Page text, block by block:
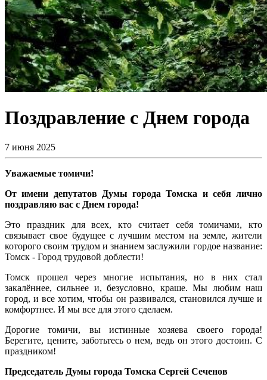
Поздравление с Днем города
7 июня 2025
Уважаемые томичи!
От имени депутатов Думы города Томска и себя лично
поздравляю вас с Днем города!
Это праздник для всех, кто считает себя томичами, кто
связывает свое будущее с лучшим местом на земле, жители
которого своим трудом и знанием заслужили гордое название:
Томск - Город трудовой доблести!
Томск прошел через многие испытания, но в них стал
закалённее, сильнее и, безусловно, краше. Мы любим наш
город, и все хотим, чтобы он развивался, становился лучше и
комфортнее. И мы все для этого сделаем.
Дорогие томичи, вы истинные хозяева своего города!
Берегите, цените, заботьтесь о нем, ведь он этого достоин. С
праздником!
Председатель Думы города Томска Сергей Сеченов